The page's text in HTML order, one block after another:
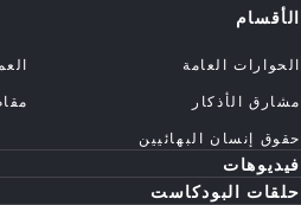
الأقسام
الحوارات العامة
مشارق الأذكار
حقوق إنسان البهائيين
فيديوهات
حلقات البودكاست